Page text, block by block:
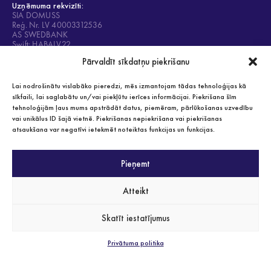
Pārvaldīt sīkdatņu piekrišanu
Lai nodrošinātu vislabāko pieredzi, mēs izmantojam tādas tehnoloģijas kā
sīkfaili, lai saglabātu un/vai piekļūtu ierīces informācijai. Piekrišana šīm
tehnoloģijām ļaus mums apstrādāt datus, piemēram, pārlūkošanas uzvedību
vai unikālus ID šajā vietnē. Piekrišanas nepiekrišana vai piekrišanas
atsaukšana var negatīvi ietekmēt noteiktas funkcijas un funkcijas.
Pieņemt
Atteikt
Skatīt iestatījumus
Privātuma politika
Uzņēmuma rekvizīti:
SIA DOMUSS
Reģ. Nr. LV 40003312536
AS SWEDBANK
Swift: HABALV22
Privātuma politika
Visas tiesības aizsargātas 2021